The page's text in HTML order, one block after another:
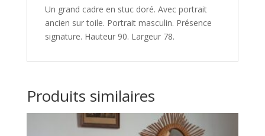
Un grand cadre en stuc doré. Avec portrait
ancien sur toile. Portrait masculin. Présence
signature. Hauteur 90. Largeur 78.
Produits similaires